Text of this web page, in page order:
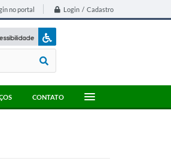
no portal Login / Cadastro
A+
CONTATO